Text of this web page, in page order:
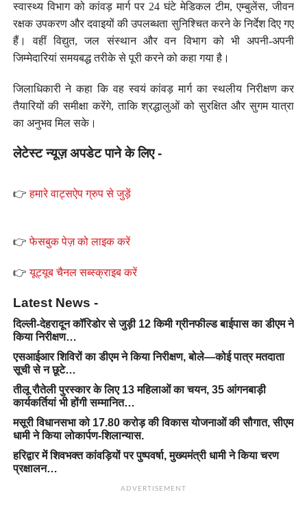
स्वास्थ्य विभाग को कांवड़ मार्ग पर 24 घंटे मेडिकल टीम, एम्बुलेंस, जीवन
रक्षक उपकरण और दवाइयों की उपलब्धता सुनिश्चित करने के निर्देश दिए गए
हैं। वहीं विद्युत, जल संस्थान और वन विभाग को भी अपनी-अपनी
जिम्मेदारियां समयबद्ध तरीके से पूरी करने को कहा गया है।
जिलाधिकारी ने कहा कि वह स्वयं कांवड़ मार्ग का स्थलीय निरीक्षण कर
तैयारियों की समीक्षा करेंगे, ताकि श्रद्धालुओं को सुरक्षित और सुगम यात्रा
का अनुभव मिल सके।
लेटेस्ट न्यूज़ अपडेट पाने के लिए -
👉हमारे वाट्सऐप ग्रुप से जुड़ें
👉फेसबुक पेज़ को लाइक करें
👉यूट्यूब चैनल सब्स्क्राइब करें
Latest News -
दिल्ली-देहरादून कॉरिडोर से जुड़ी 12 किमी ग्रीनफील्ड बाईपास का डीएम ने
किया निरीक्षण…
एसआईआर शिविरों का डीएम ने किया निरीक्षण, बोले—कोई पात्र मतदाता
सूची से न छूटे…
तीलू रौतेली पुरस्कार के लिए 13 महिलाओं का चयन, 35 आंगनबाड़ी
कार्यकर्तियां भी होंगी सम्मानित…
मसूरी विधानसभा को 17.80 करोड़ की विकास योजनाओं की सौगात, सीएम
धामी ने किया लोकार्पण-शिलान्यास.
हरिद्वार में शिवभक्त कांवड़ियों पर पुष्पवर्षा, मुख्यमंत्री धामी ने किया चरण
प्रक्षालन…
ADVERTISEMENT